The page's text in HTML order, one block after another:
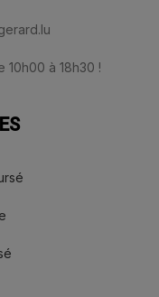
10h00 à 18h30 !